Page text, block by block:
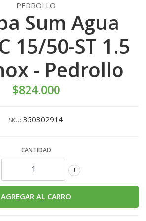
PEDROLLO
Sum Agua
15/50-ST 1.5
- Pedrollo
$824.000
SKU: 350302914
CANTIDAD
+